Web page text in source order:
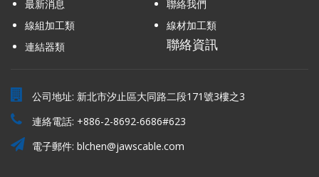
最新消息
聯絡我們
線組加工類
線材加工類
連結器類
聯絡資訊
公司地址: 新北市汐止區大同路二段171號3樓之3
連絡電話: +886-2-8692-6686#623
電子郵件: blchen@jawscable.com